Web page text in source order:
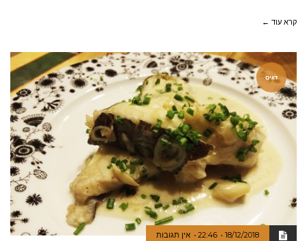
קרא עוד ←
דגים
18/12/2018
22:46 אין תגובות